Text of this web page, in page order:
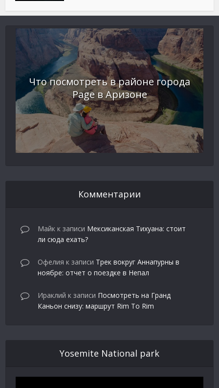
Что посмотреть в районе города
Page в Аризоне
Комментарии
Майк к записи Мексиканская Тихуана: стоит
ли сюда ехать?
Офелия к записи Трек вокруг Аннапурны в
ноябре: отчет о поездке в Непал
Ираклий к записи Посмотреть на Гранд
Каньон снизу: маршрут Rim To Rim
Yosemite National park